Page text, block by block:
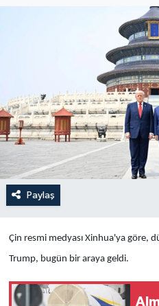
Paylaş
Çin resmi medyası Xinhua'ya göre,
Trump, bugün bir araya geldi.
Bi̇li̇m & Teknoloji̇
Dünya
Eği̇ti̇m